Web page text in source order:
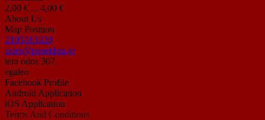
2,00 € ... 4,00 €
About Us
Map Position
2105313320
sales@poseidon.gr
iera odos 307,
egaleo
Facebook Profile
Android Application
iOS Application
Terms And Conditions